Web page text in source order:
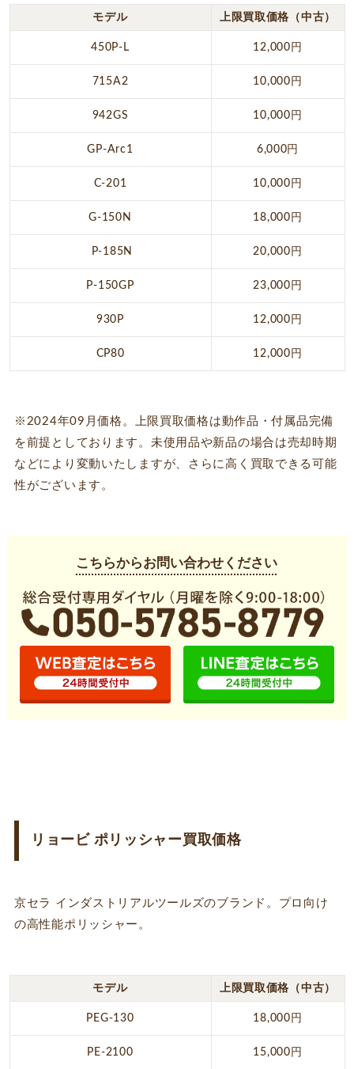
モデル 上限買取価格（中古）
450P-L 12,000円
715A2 10,000円
942GS 10,000円
GP-Arc1 6,000円
C-201 10,000円
G-150N 18,000円
P-185N 20,000円
P-150GP 23,000円
930P 12,000円
CP80 12,000円
※2024年09月価格。上限買取価格は動作品・付属品完備
を前提としております。未使用品や新品の場合は売却時期
などにより変動いたしますが、さらに高く買取できる可能
性がございます。
こちらからお問い合わせください
リョービ ポリッシャー買取価格
京セラ インダストリアルツールズのブランド。プロ向け
の高性能ポリッシャー。
モデル 上限買取価格（中古）
PEG-130 18,000円
PE-2100 15,000円